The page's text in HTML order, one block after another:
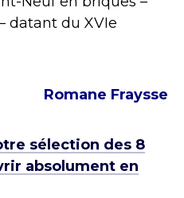
datant du XVIe
Romane Fraysse
sélection des 8
absolument en